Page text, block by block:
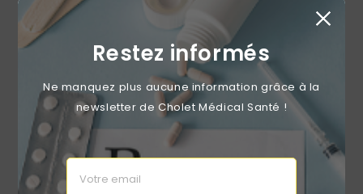
Restez informés
Ne manquez plus aucune information grâce à la
newsletter de Cholet Médical Santé !
LCH Sensigloves – Gants De Toilette Jetables Ultra Doux
Non Tissés – Hygiène Et Confort Pour Toilette Adulte Et
Prix
2,50 €